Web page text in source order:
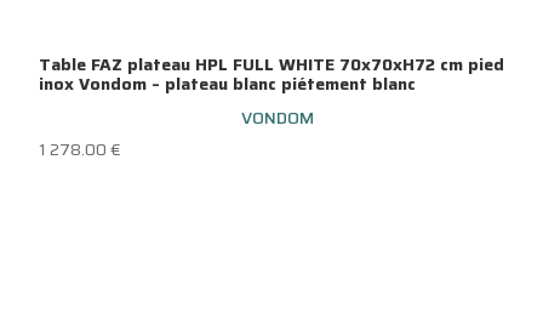
Table FAZ plateau HPL FULL WHITE 70x70xH72 cm pied
inox Vondom – plateau blanc piétement blanc
VONDOM
1 278.00€